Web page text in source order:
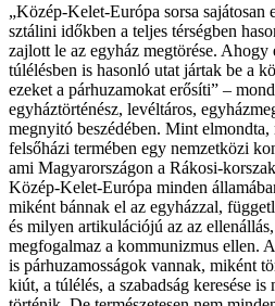
„Közép-Kelet-Európa sorsa sajátosan
sztálini időkben a teljes térségben
zajlott le az egyház megtörése. Ahogy
túlélésben is hasonló utat jártak be a
ezeket a párhuzamokat erősíti” –
egyháztörténész, levéltáros,
megnyitó beszédében. Mint
felsőházi termében egy nemzetközi
ami Magyarországon a Rákosi-
Közép-Kelet-Európa minden
miként bánnak el az egyházzal,
és milyen artikulációjú az az
megfogalmaz a kommunizmus ellen.
is párhuzamosságok vannak, miként
kiút, a túlélés, a szabadság keresése